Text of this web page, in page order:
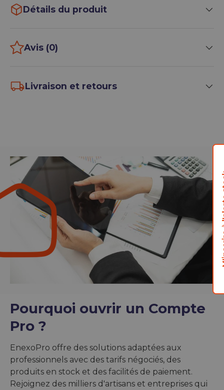
Détails du produit
Avis (0)
Livraison et retours
Pourquoi ouvrir un Compte
Pro ?
EnexoPro offre des solutions adaptées aux
professionnels avec des tarifs négociés, des
produits en stock et des facilités de paiement.
Rejoignez des milliers d'artisans et entreprises qui